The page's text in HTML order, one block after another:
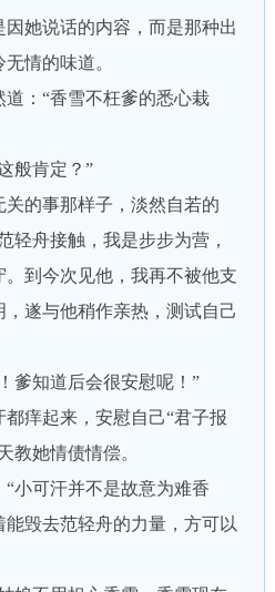
她说话的内容，而是那种出
情的味道。
：“香雪不枉爹的悉心栽
般肯定？”
的事那样子，淡然自若的
轻舟接触，我是步步为营，
到今次见他，我再不被他支
遂与他稍作亲热，测试自己
知道后会很安慰呢！”
痒起来，安慰自己“君子报
教她情债情偿。
可汗并不是故意为难香
毁去范轻舟的力量，方可以